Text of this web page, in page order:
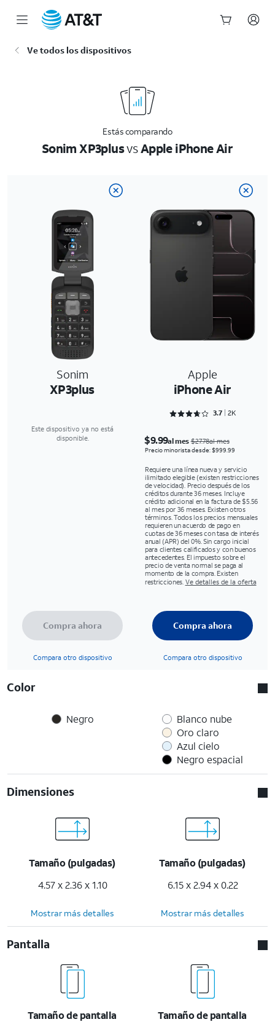
Ve todos los dispositivos
Estás comparando
Sonim XP3plusvsApple iPhone Air
Sonim
XP3plus
Apple
iPhone Air
Rated 3.7577 out of 5
3.7 2K
Este dispositivo ya no está
disponible.
$9.99al mes$27.78al mes
Precio minorista desde: $999.99
Requiere una línea nueva y servicio
ilimitado elegible (existen restricciones
de velocidad). Precio después de los
créditos durante 36 meses. Incluye
crédito adicional en la factura de $5.56
al mes por 36 meses. Existen otros
términos. Todos los precios mensuales
requieren un acuerdo de pago en
cuotas de 36 meses con tasa de interés
anual (APR) del 0%. Sin cargo inicial
para clientes calificados y con buenos
antecedentes. El impuesto sobre el
precio de venta normal se paga al
momento de la compra. Existen
restricciones. Ve detalles de la oferta
Compra ahora
Compara otro dispositivo
Compra ahora
Compara otro dispositivo
Color
Negro
Blanco nube
Oro claro
Azul cielo
Negro espacial
Dimensiones
Tamaño (pulgadas)
4.57 x 2.36 x 1.10
Tamaño (pulgadas)
6.15 x 2.94 x 0.22
Mostrar más detalles Mostrar más detalles
Pantalla
Tamaño de pantalla
Tamaño de pantalla